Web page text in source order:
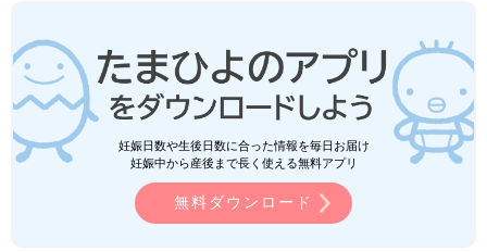
妊娠日数や生後日数に合った情報を毎日お届け
妊娠中から産後まで長く使える無料アプリ
無料ダウンロード